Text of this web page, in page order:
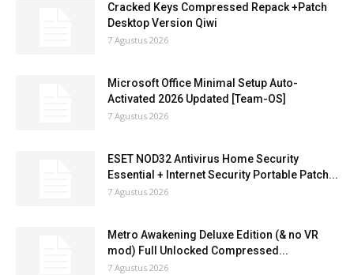
Cracked Keys Compressed Repack +Patch
Desktop Version Qiwi
7 Agustus 2026
Microsoft Office Minimal Setup Auto-
Activated 2026 Updated [Team-OS]
7 Agustus 2026
ESET NOD32 Antivirus Home Security
Essential + Internet Security Portable Patch...
7 Agustus 2026
Metro Awakening Deluxe Edition (& no VR
mod) Full Unlocked Compressed...
7 Agustus 2026